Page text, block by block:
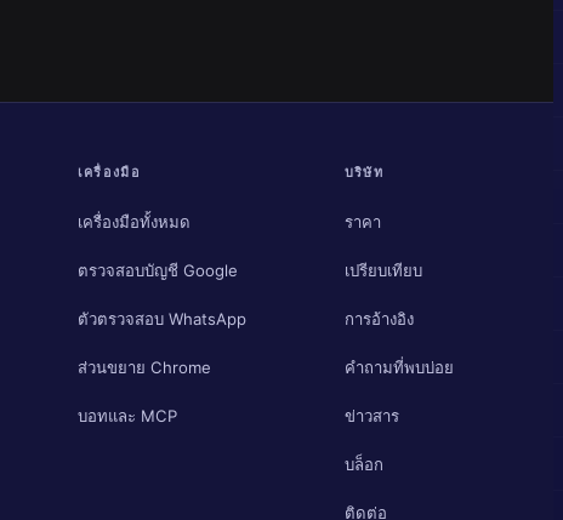
เครื่องมือ
เครื่องมือทั้งหมด
ตรวจสอบบัญชี Google
ตัวตรวจสอบ WhatsApp
ส่วนขยาย Chrome
บอทและ MCP
บริษัท
ราคา
เปรียบเทียบ
การอ้างอิง
คำถามที่พบบ่อย
ข่าวสาร
บล็อก
ติดต่อ